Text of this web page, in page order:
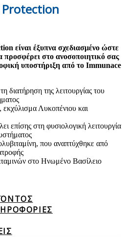
είναι έξυπνα σχεδιασμένο ώστε
προσφέρει στο ανοσοποιητικό σας
υποστήριξη από το Immunace
διατήρηση της λειτουργίας του
Λυκοπένιου και
επίσης στη φυσιολογική λειτουργία
που αναπτύχθηκε από
στο Ηνωμένο Βασίλειο